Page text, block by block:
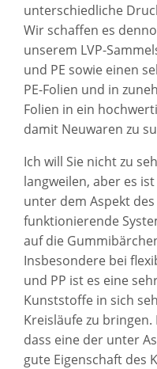
unterschiedliche
Wir schaffen es
unserem LVP-
und PE sowie einen
PE-Folien und in
Folien in ein
damit Neuwaren zu
Ich will Sie nicht zu
langweilen, aber es
unter dem Aspekt
funktionierende
auf die
Insbesondere bei
und PP ist es eine
Kunststoffe in sich
Kreisläufe zu
dass eine der unter
gute Eigenschaft des